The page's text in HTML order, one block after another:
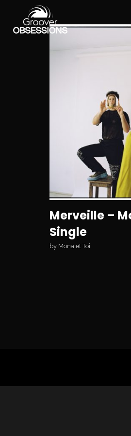
Merveille –
Single
by Mona et Toi